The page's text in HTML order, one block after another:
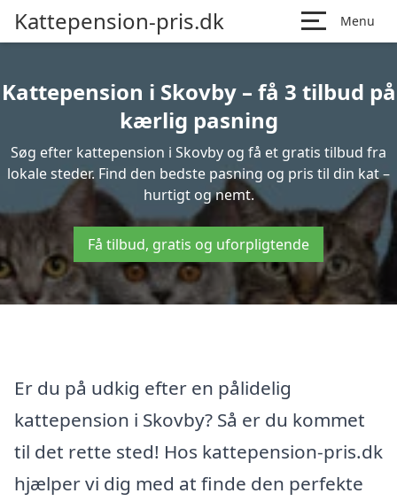
Kattepension-pris.dk Menu
Kattepension i Skovby – få 3 tilbud på
kærlig pasning
Søg efter kattepension i Skovby og få et gratis tilbud fra
lokale steder. Find den bedste pasning og pris til din kat –
hurtigt og nemt.
Få tilbud, gratis og uforpligtende
Er du på udkig efter en pålidelig
kattepension i Skovby? Så er du kommet
til det rette sted! Hos kattepension-pris.dk
hjælper vi dig med at finde den perfekte